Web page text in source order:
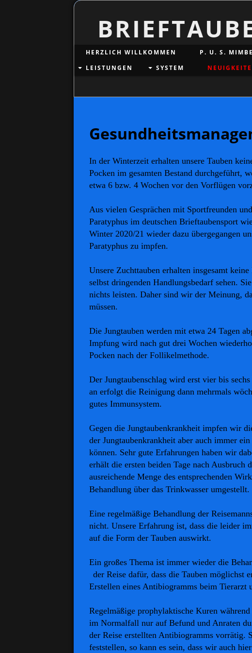
HERZLICH WILLKOMMEN P. U. S.
LEISTUNGEN
SYSTEM
In der Winterzeit erhalten unsere Tauben
Pocken im gesamten Bestand durchgeführt,
etwa 6 bzw. 4 Wochen vor den Vorflügen
Aus vielen Gesprächen mit Sportfreunden
Paratyphus im deutschen Brieftaubensport
Winter 2020/21 wieder dazu übergegangen
Paratyphus zu impfen.
Unsere Zuchttauben erhalten insgesamt
selbst dringenden Handlungsbedarf sehen.
nichts leisten. Daher sind wir der Meinung,
müssen.
Die Jungtauben werden mit etwa 24 Tagen
Impfung wird nach gut drei Wochen
Pocken nach der Follikelmethode.
Der Jungtaubenschlag wird erst vier bis
an erfolgt die Reinigung dann mehrmals
gutes Immunsystem.
Gegen die Jungtaubenkrankheit impfen wir
der Jungtaubenkrankheit aber auch immer
können. Sehr gute Erfahrungen haben wir
erhält die ersten beiden Tage nach Ausbruch
ausreichende Menge des entsprechenden
Behandlung über das Trinkwasser umgestellt.
Eine regelmäßige Behandlung der
nicht. Unsere Erfahrung ist, dass die leider
auf die Form der Tauben auswirkt.
Ein großes Thema ist immer wieder die
der Reise dafür, dass die Tauben möglichst
Erstellen eines Antibiogramms beim Tierarzt
Regelmäßige prophylaktische Kuren
im Normalfall nur auf Befund und Anraten
der Reise erstellten Antibiogramms vorrätig.
feststellen, so kann es sein, dass wir auch